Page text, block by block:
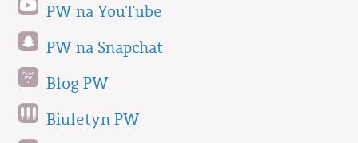
PW na YouTube
PW na Snapchat
Blog PW
Biuletyn PW